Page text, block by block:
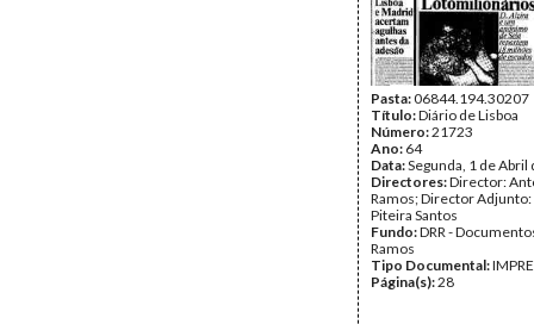
Pasta:06844.194.30207
Título:Diário de Lisboa
Número:21723
Ano: 64
Data:Segunda, 1 de Abril
Directores:Director:
Ramos; Director
Piteira Santos
Fundo:DRR -
Ramos
Tipo Documental:
Página(s):28